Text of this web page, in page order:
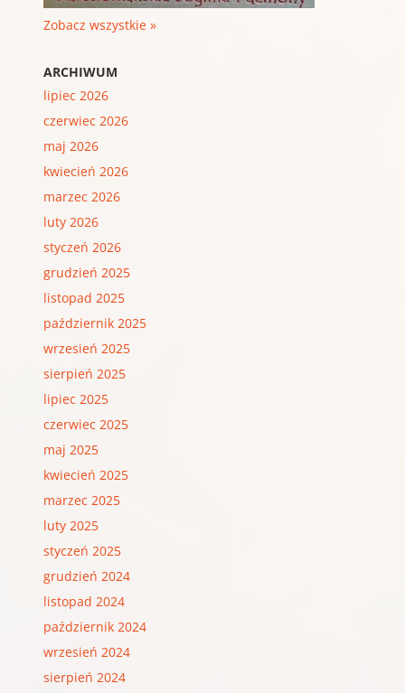
Zobacz wszystkie »
ARCHIWUM
lipiec 2026
czerwiec 2026
maj 2026
kwiecień 2026
marzec 2026
luty 2026
styczeń 2026
grudzień 2025
listopad 2025
październik 2025
wrzesień 2025
sierpień 2025
lipiec 2025
czerwiec 2025
maj 2025
kwiecień 2025
marzec 2025
luty 2025
styczeń 2025
grudzień 2024
listopad 2024
październik 2024
wrzesień 2024
sierpień 2024